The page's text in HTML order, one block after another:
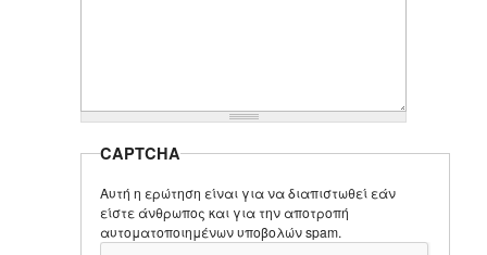
CAPTCHA
Αυτή η ερώτηση είναι για να διαπιστωθεί εάν
είστε άνθρωπος και για την αποτροπή
αυτοματοποιημένων υποβολών spam.